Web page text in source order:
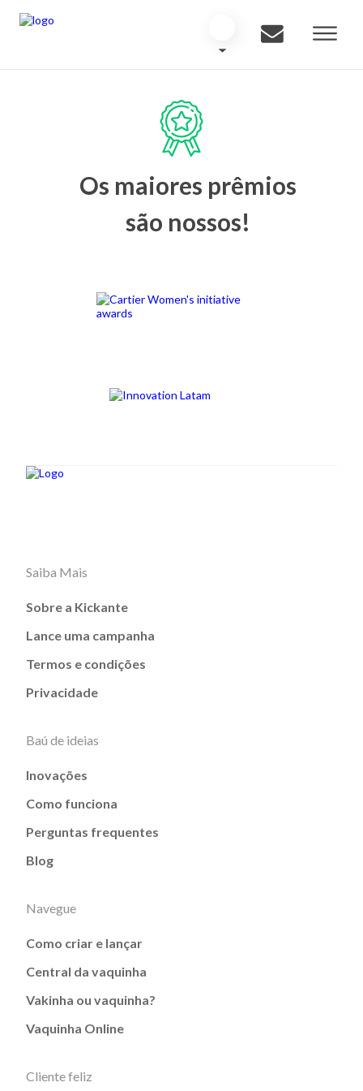
Os maiores prêmios
são nossos!
Saiba Mais
Sobre a Kickante
Lance uma campanha
Termos e condições
Privacidade
Baú de ideias
Inovações
Como funciona
Perguntas frequentes
Blog
Navegue
Como criar e lançar
Central da vaquinha
Vakinha ou vaquinha?
Vaquinha Online
Cliente feliz